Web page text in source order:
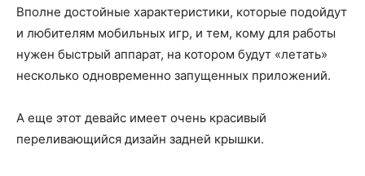
Вполне достойные характеристики, которые подойдут
и любителям мобильных игр, и тем, кому для работы
нужен быстрый аппарат, на котором будут «летать»
несколько одновременно запущенных приложений.
А еще этот девайс имеет очень красивый
переливающийся дизайн задней крышки.